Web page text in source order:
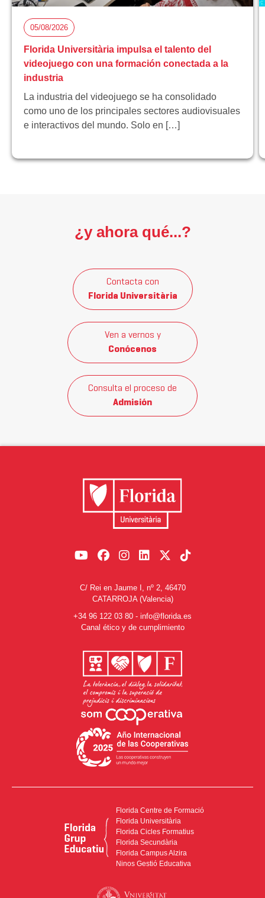
05/08/2026
Florida Universitària impulsa el talento del
videojuego con una formación conectada a la
industria
La industria del videojuego se ha consolidado
como uno de los principales sectores audiovisuales
e interactivos del mundo. Solo en […]
¿y ahora qué...?
Contacta con
Florida Universitària
Ven a vernos y
Conócenos
Consulta el proceso de
Admisión
C/ Rei en Jaume I, nº 2, 46470
CATARROJA (Valencia)
+34 96 122 03 80 - info@florida.es
Canal ético y de cumplimiento
Florida Centre de Formació
Florida Universitària
Florida Cicles Formatius
Florida Secundària
Florida Campus Alzira
Ninos Gestió Educativa